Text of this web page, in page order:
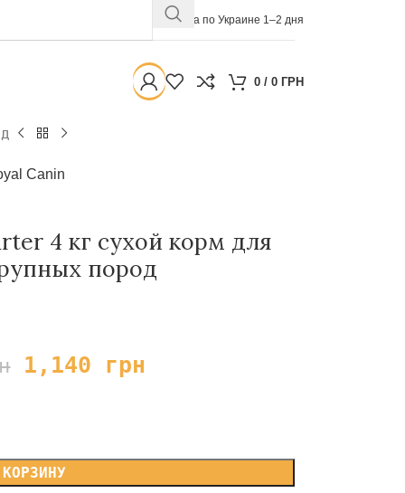
Доставка по Украине 1–2 дня
0 / 0 ГРН
Canin
4 кг сухой корм для
пород
1,140 грн